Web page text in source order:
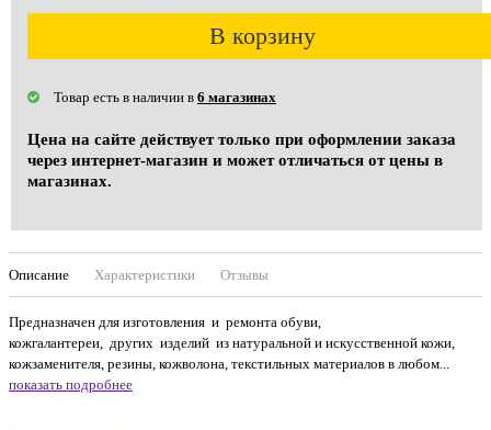
В корзину
Товар есть в наличии в 6 магазинах
Цена на сайте действует только при оформлении заказа
через интернет-магазин и может отличаться от цены в
магазинах.
Описание Характеристики Отзывы
Предназначен для изготовления и ремонта обуви,
кожгалантереи, других изделий из натуральной и искусственной кожи,
кожзаменителя, резины, кожволона, текстильных материалов в любом...
показать подробнее